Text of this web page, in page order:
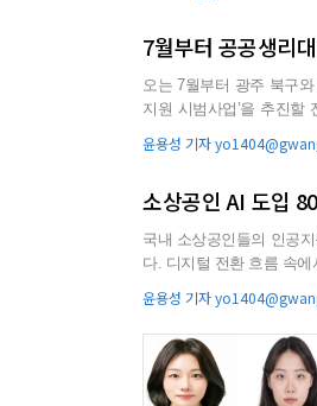
7월부터 공공생리
오는 7월부터 광주 북구와 전남
지원 시범사업’을 추진할
으로는 서울 광진·은평구,
윤용성 기자
소상공인 AI 도입
국내 소상공인들의 인공
다. 디지털 전환 흐름 속에서 ‘양적 확대’는 이뤄졌지만 ‘질적 성장’은 뒤따르지 못하고 있다는 지적이다. 9일 중소기업중앙회는 최근
인공지능(AI) 기술 활용률
윤용성 기자